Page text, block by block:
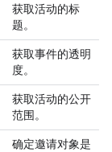
获取活动的标
题。
获取事件的透明
度。
获取活动的公开
范围。
确定邀请对象是